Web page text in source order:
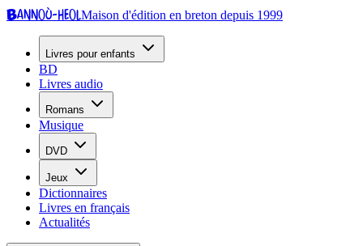
Bannoù-heolMaison d'édition en breton depuis 1999
Livres pour enfants
BD
Livres audio
Romans
Musique
DVD
Jeux
Dictionnaires
Livres en français
Actualités